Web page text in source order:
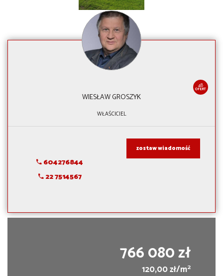
48
OFERT
WIESŁAW GROSZYK
WŁAŚCICIEL
604276844
22 7514567
zostaw wiadomość
766 080 zł
120,00 zł/m2